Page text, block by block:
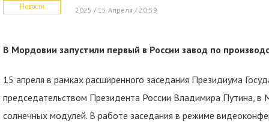
Новости 2025 / 15 Апреля / 20:59
В Мордовии запустили первый в России завод по
15 апреля в рамках расширенного заседания Президиума
председательством Президента России Владимира Путина, в
солнечных модулей. В работе заседания в режиме